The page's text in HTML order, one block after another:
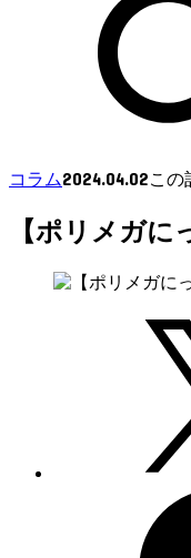
コラム2024.04.02この
【ポリメガ